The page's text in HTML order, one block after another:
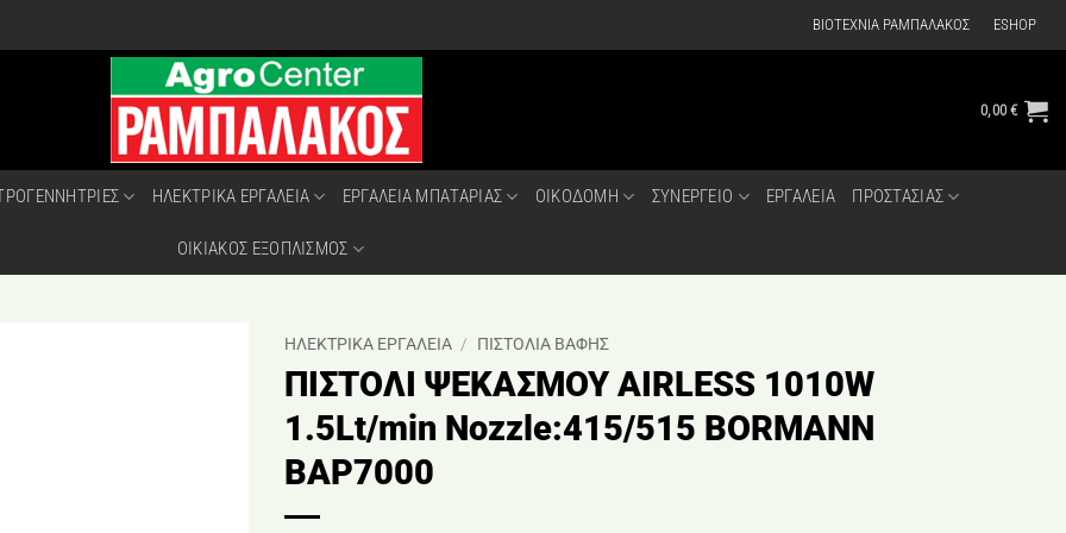
ΒΙΟΤΕΧΝΙΑ ΡΑΜΠΑΛΑΚΟΣ ESHOP
0,00€
ΗΛΕΚΤΡΙΚΑ ΕΡΓΑΛΕΙΑ ΕΡΓΑΛΕΙΑ ΜΠΑΤΑΡΙΑΣ ΟΙΚΟΔΟΜΗ ΣΥΝΕΡΓΕΙΟ ΕΡΓΑΛΕΙΑ ΠΡΟΣΤΑΣΙΑΣ
ΟΙΚΙΑΚΟΣ ΕΞΟΠΛΙΣΜΟΣ
ΗΛΕΚΤΡΙΚΑ ΕΡΓΑΛΕΙΑ / ΠΙΣΤΟΛΙΑ ΒΑΦΗΣ
ΠΙΣΤΟΛΙ ΨΕΚΑΣΜΟΥ AIRLESS 1010W
1.5Lt/min Nozzle:415/515 BORMANN
BAP7000